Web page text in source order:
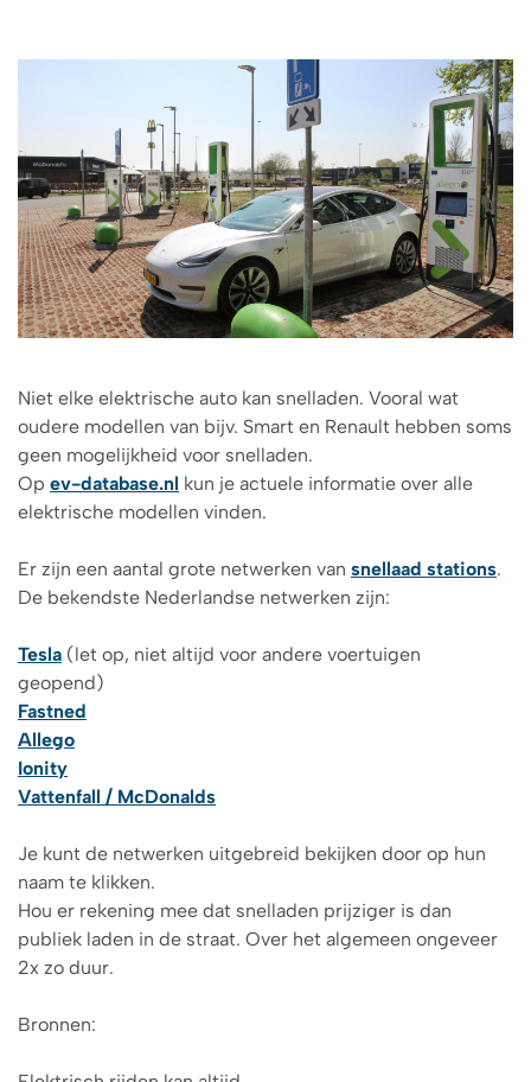
Niet elke elektrische auto kan snelladen. Vooral wat
oudere modellen van bijv. Smart en Renault hebben soms
geen mogelijkheid voor snelladen.
Op ev-database.nl kun je actuele informatie over alle
elektrische modellen vinden.
Er zijn een aantal grote netwerken van snellaad stations.
De bekendste Nederlandse netwerken zijn:
Tesla (let op, niet altijd voor andere voertuigen
geopend)
Fastned
Allego
Ionity
Vattenfall / McDonalds
Je kunt de netwerken uitgebreid bekijken door op hun
naam te klikken.
Hou er rekening mee dat snelladen prijziger is dan
publiek laden in de straat. Over het algemeen ongeveer
2x zo duur.
Bronnen: